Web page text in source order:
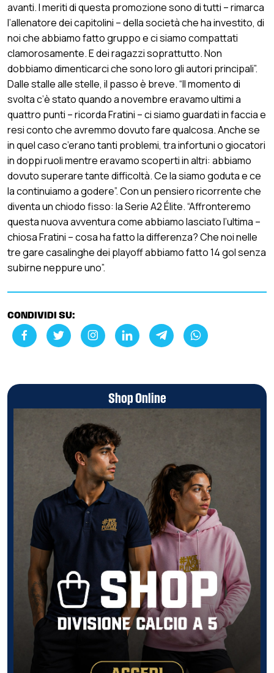
avanti. I meriti di questa promozione sono di tutti – rimarca
l’allenatore dei capitolini – della società che ha investito, di
noi che abbiamo fatto gruppo e ci siamo compattati
clamorosamente. E dei ragazzi soprattutto. Non
dobbiamo dimenticarci che sono loro gli autori principali”.
Dalle stalle alle stelle, il passo è breve. “Il momento di
svolta c’è stato quando a novembre eravamo ultimi a
quattro punti – ricorda Fratini – ci siamo guardati in faccia e
resi conto che avremmo dovuto fare qualcosa. Anche se
in quel caso c’erano tanti problemi, tra infortuni o giocatori
in doppi ruoli mentre eravamo scoperti in altri: abbiamo
dovuto superare tante difficoltà. Ce la siamo goduta e ce
la continuiamo a godere”. Con un pensiero ricorrente che
diventa un chiodo fisso: la Serie A2 Élite. “Affronteremo
questa nuova avventura come abbiamo lasciato l’ultima –
chiosa Fratini – cosa ha fatto la differenza? Che noi nelle
tre gare casalinghe dei playoff abbiamo fatto 14 gol senza
subirne neppure uno”.
CONDIVIDI SU:
Shop Online